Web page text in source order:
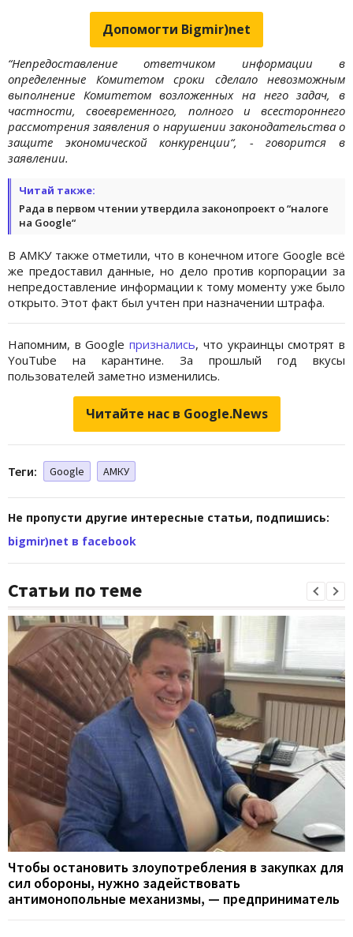
Допомогти Bigmir)net
“Непредоставление ответчиком информации в
определенные Комитетом сроки сделало невозможным
выполнение Комитетом возложенных на него задач, в
частности, своевременного, полного и всестороннего
рассмотрения заявления о нарушении законодательства о
защите экономической конкуренции“, - говорится в
заявлении.
Читай также:
Рада в первом чтении утвердила законопроект о “налоге
на Google“
В АМКУ также отметили, что в конечном итоге Google всё
же предоставил данные, но дело против корпорации за
непредоставление информации к тому моменту уже было
открыто. Этот факт был учтен при назначении штрафа.
Напомним, в Googleпризнались, что украинцы смотрят в
YouTube на карантине. За прошлый год вкусы
пользователей заметно изменились.
Читайте нас в Google.News
Теги: Google АМКУ
Не пропусти другие интересные статьи, подпишись:
bigmir)net в facebook
Статьи по теме
Чтобы остановить злоупотребления в закупках для
сил обороны, нужно задействовать
антимонопольные механизмы, — предприниматель